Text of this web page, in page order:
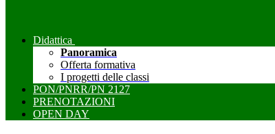
Didattica
Panoramica
Offerta formativa
I progetti delle classi
PON/PNRR/PN 2127
PRENOTAZIONI
OPEN DAY